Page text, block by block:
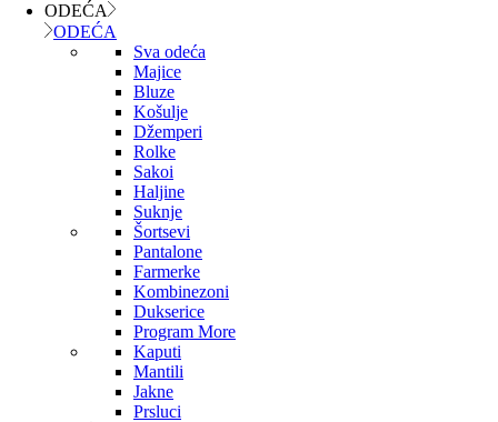
ODEĆA
ODEĆA
Sva odeća
Majice
Bluze
Košulje
Džemperi
Rolke
Sakoi
Haljine
Suknje
Šortsevi
Pantalone
Farmerke
Kombinezoni
Dukserice
Program More
Kaputi
Mantili
Jakne
Prsluci